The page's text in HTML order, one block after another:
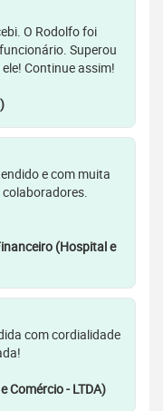
O Rodolfo foi
Superou
Continue assim!
e com muita
colaboradores.
(Hospital e
com cordialidade
Comércio - LTDA)